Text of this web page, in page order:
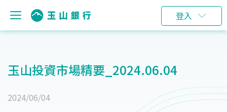
登入
玉山投資市場精要_2024.06.04
2024/06/04